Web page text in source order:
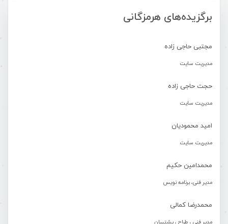
برگزیده‌های هرمزگانی
مجتبی حاجی زاده
مدیریت سایت
حجت حاجی زاده
مدیریت سایت
امید محمودیان
مدیریت سایت
محمدامین حکیم
مدیر فنی، برنامه نویس
محمدرضا کمالی
مدیر فنی ، طراح ، پشتیبان